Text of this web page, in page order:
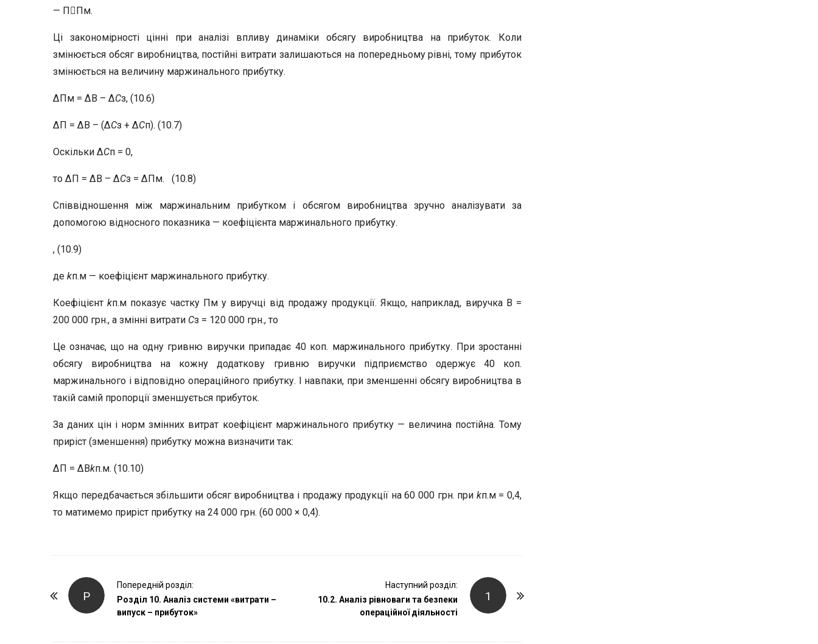
— ППм.
Ці закономірності цінні при аналізі впливу динаміки обсягу виробництва на прибуток. Коли
змінюється обсяг виробництва, постійні витрати залишаються на попередньому рівні, тому прибуток
змінюється на величину маржинального прибутку.
ΔПм = ΔВ – ΔСз, (10.6)
ΔП = ΔВ – (ΔСз + ΔСп). (10.7)
Оскільки ΔСп = 0,
то ΔП = ΔВ – ΔСз = ΔПм. (10.8)
Співвідношення між маржинальним прибутком і обсягом виробництва зручно аналізувати за
допомогою відносного показника — коефіцієнта маржинального прибутку.
, (10.9)
де kп.м — коефіцієнт маржинального прибутку.
Коефіцієнтkп.м показує частку Пм у виручці від продажу продукції. Якщо, наприклад, виручка В =
200 000 грн., а змінні витрати Сз = 120 000 грн., то
Це означає, що на одну гривню виручки припадає 40 коп. маржинального прибутку. При зростанні
обсягу виробництва на кожну додаткову гривню виручки підприємство одержує 40 коп.
маржинального і відповідно операційного прибутку. І навпаки, при зменшенні обсягу виробництва в
такій самій пропорції зменшується прибуток.
За даних цін і норм змінних витрат коефіцієнт маржинального прибутку — величина постійна. Тому
приріст (зменшення) прибутку можна визначити так:
ΔП = ΔВkп.м. (10.10)
Якщо передбачається збільшити обсяг виробництва і продажу продукції на 60 000 грн. при kп.м = 0,4,
то матимемо приріст прибутку на 24 000 грн. (60 000 × 0,4).
Р
Попередній розділ:
Розділ 10. Аналіз системи «витрати –
випуск – прибуток»
1
Наступний розділ:
10.2. Аналіз рівноваги та безпеки
операційної діяльності